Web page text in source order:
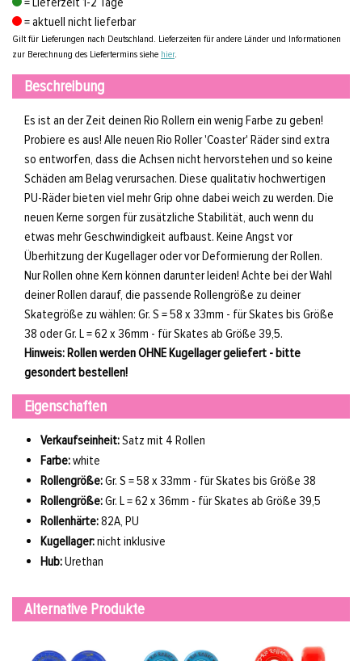
= aktuell nicht lieferbar
Gilt für Lieferungen nach Deutschland. Lieferzeiten für andere Länder und Informationen
zur Berechnung des Liefertermins siehe hier.
Beschreibung
Es ist an der Zeit deinen Rio Rollern ein wenig Farbe zu geben!
Probiere es aus! Alle neuen Rio Roller 'Coaster' Räder sind extra
so entworfen, dass die Achsen nicht hervorstehen und so keine
Schäden am Belag verursachen. Diese qualitativ hochwertigen
PU-Räder bieten viel mehr Grip ohne dabei weich zu werden. Die
neuen Kerne sorgen für zusätzliche Stabilität, auch wenn du
etwas mehr Geschwindigkeit aufbaust. Keine Angst vor
Überhitzung der Kugellager oder vor Deformierung der Rollen.
Nur Rollen ohne Kern können darunter leiden! Achte bei der Wahl
deiner Rollen darauf, die passende Rollengröße zu deiner
Skategröße zu wählen: Gr. S = 58 x 33mm - für Skates bis Größe
38 oder Gr. L = 62 x 36mm - für Skates ab Größe 39,5.
Hinweis: Rollen werden OHNE Kugellager geliefert - bitte
gesondert bestellen!
Eigenschaften
Verkaufseinheit:Satz mit 4 Rollen
Farbe:white
Rollengröße:Gr. S = 58 x 33mm - für Skates bis Größe 38
Rollengröße:Gr. L = 62 x 36mm - für Skates ab Größe 39,5
Rollenhärte:82A, PU
Kugellager:nicht inklusive
Hub:Urethan
Alternative Produkte